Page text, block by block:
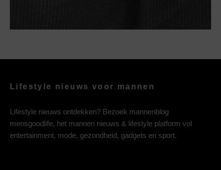
Lifestyle nieuws voor mannen
Lifestyle nieuws ontdekken? Bezoek mannenblog
mensgoodlife, het mannen nieuws & lifestyle platform vol
entertainment, mode, gezondheid, gadgets en sport.